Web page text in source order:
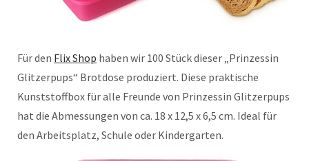
Für den Flix Shop haben wir 100 Stück dieser „Prinzessin
Glitzerpups“ Brotdose produziert. Diese praktische
Kunststoffbox für alle Freunde von Prinzessin Glitzerpups
hat die Abmessungen von ca. 18 x 12,5 x 6,5 cm. Ideal für
den Arbeitsplatz, Schule oder Kindergarten.